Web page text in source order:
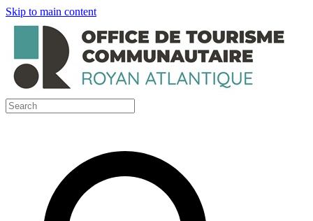
Skip to main content